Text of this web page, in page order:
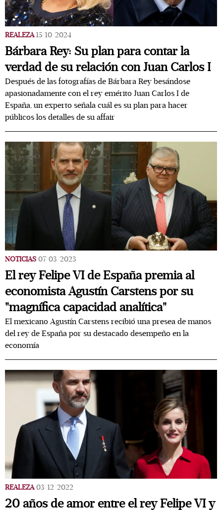
REALEZA 15/10/2024
Bárbara Rey: Su plan para contar la
verdad de su relación con Juan Carlos I
Después de las fotografías de Bárbara Rey besándose
apasionadamente con el rey emérito Juan Carlos I de
España, un experto señala cuál es su plan para hacer
públicos los detalles de su affair
NOTICIAS 07/03/2023
El rey Felipe VI de España premia al
economista Agustín Carstens por su
"magnífica capacidad analítica"
El mexicano Agustín Carstens recibió una presea de manos
del rey de España por su destacado desempeño en la
economía
REALEZA 03/12/2022
20 años de amor entre el rey Felipe VI y